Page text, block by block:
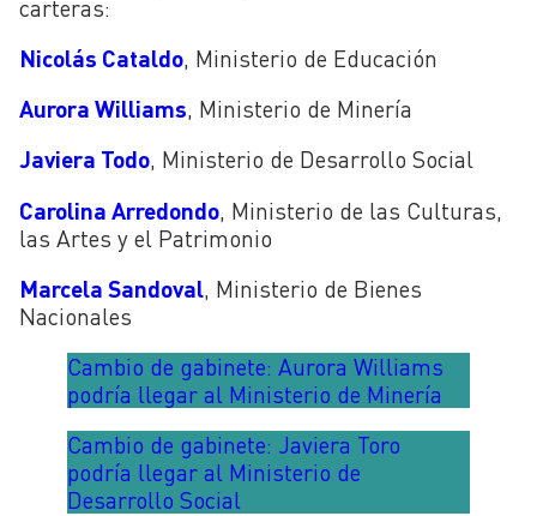
carteras:
Nicolás Cataldo, Ministerio de Educación
Aurora Williams, Ministerio de Minería
Javiera Todo, Ministerio de Desarrollo Social
Carolina Arredondo , Ministerio de las Culturas,
las Artes y el Patrimonio
Marcela Sandoval, Ministerio de Bienes
Nacionales
Cambio de gabinete: Aurora Williams
podría llegar al Ministerio de Minería
Cambio de gabinete: Javiera Toro
podría llegar al Ministerio de
Desarrollo Social